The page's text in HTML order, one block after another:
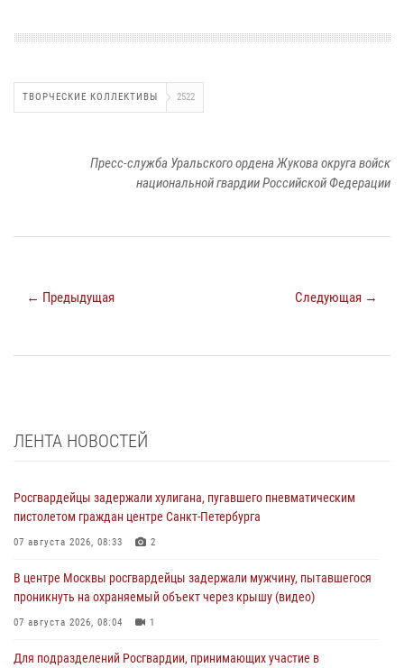
ТВОРЧЕСКИЕ КОЛЛЕКТИВЫ 2522
Пресс-служба Уральского ордена Жукова округа войск
национальной гвардии Российской Федерации
← Предыдущая Следующая →
ЛЕНТА НОВОСТЕЙ
Росгвардейцы задержали хулигана, пугавшего пневматическим
пистолетом граждан центре Санкт-Петербурга
07 августа 2026, 08:33 2
В центре Москвы росгвардейцы задержали мужчину, пытавшегося
проникнуть на охраняемый объект через крышу (видео)
07 августа 2026, 08:04 1
Для подразделений Росгвардии, принимающих участие в